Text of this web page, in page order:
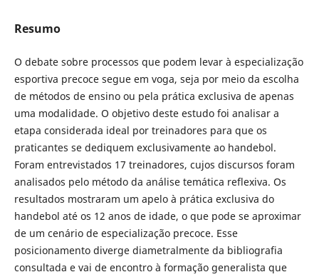
Resumo
O debate sobre processos que podem levar à especialização
esportiva precoce segue em voga, seja por meio da escolha
de métodos de ensino ou pela prática exclusiva de apenas
uma modalidade. O objetivo deste estudo foi analisar a
etapa considerada ideal por treinadores para que os
praticantes se dediquem exclusivamente ao handebol.
Foram entrevistados 17 treinadores, cujos discursos foram
analisados pelo método da análise temática reflexiva. Os
resultados mostraram um apelo à prática exclusiva do
handebol até os 12 anos de idade, o que pode se aproximar
de um cenário de especialização precoce. Esse
posicionamento diverge diametralmente da bibliografia
consultada e vai de encontro à formação generalista que